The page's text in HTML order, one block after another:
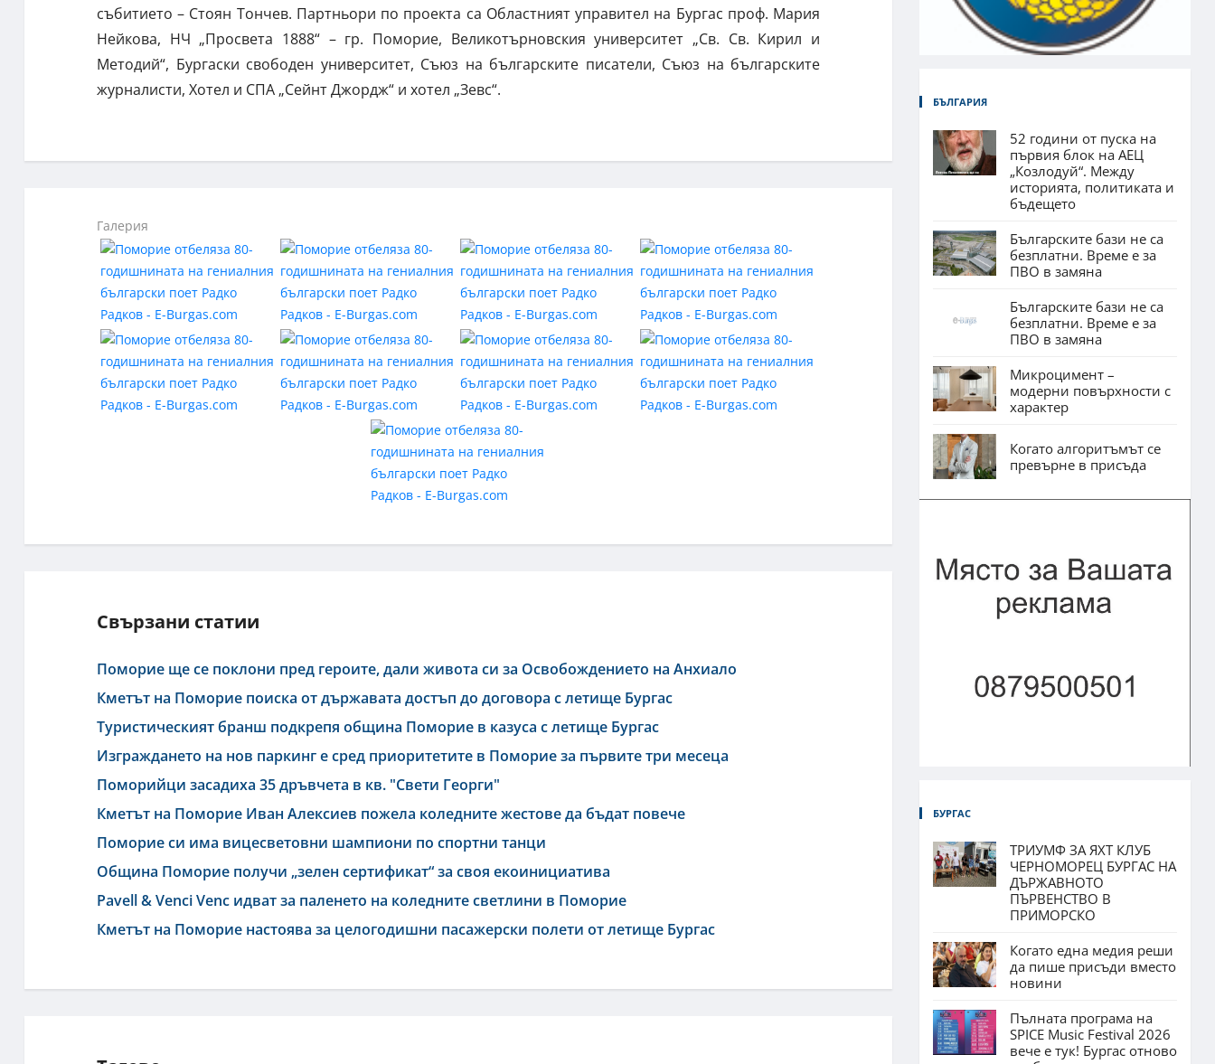
събитието – Стоян Тончев. Партньори по проекта са Областният управител на Бургас проф. Мария
Нейкова, НЧ „Просвета 1888“ – гр. Поморие, Великотърновския университет „Св. Св. Кирил и
Методий“, Бургаски свободен университет, Съюз на българските писатели, Съюз на българските
журналисти, Хотел и СПА „Сейнт Джордж“ и хотел „Зевс“.
Галерия
Свързани статии
Поморие ще се поклони пред героите, дали живота си за Освобождението на Анхиало
Кметът на Поморие поиска от държавата достъп до договора с летище Бургас
Туристическият бранш подкрепя община Поморие в казуса с летище Бургас
Изграждането на нов паркинг е сред приоритетите в Поморие за първите три месеца
Поморийци засадиха 35 дръвчета в кв. "Свети Георги"
Кметът на Поморие Иван Алексиев пожела коледните жестове да бъдат повече
Поморие си има вицесветовни шампиони по спортни танци
Община Поморие получи „зелен сертификат“ за своя екоинициатива
Pavell & Venci Venc идват за паленето на коледните светлини в Поморие
Кметът на Поморие настоява за целогодишни пасажерски полети от летище Бургас
БЪЛГАРИЯ
52 години от пуска на
първия блок на АЕЦ
„Козлодуй“. Между
историята, политиката и
бъдещето
Българските бази не са
безплатни. Време е за
ПВО в замяна
Българските бази не са
безплатни. Време е за
ПВО в замяна
Микроцимент –
модерни повърхности с
характер
Когато алгоритъмът се
превърне в присъда
БУРГАС
ТРИУМФ ЗА ЯХТ КЛУБ
ЧЕРНОМОРЕЦ БУРГАС НА
ДЪРЖАВНОТО
ПЪРВЕНСТВО В
ПРИМОРСКО
Когато една медия реши
да пише присъди вместо
новини
Пълната програма на
SPICE Music Festival 2026
вече е тук! Бургас отново